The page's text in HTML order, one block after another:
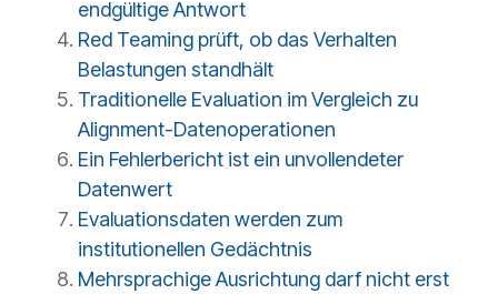
endgültige Antwort
Red Teaming prüft, ob das Verhalten
Belastungen standhält
Traditionelle Evaluation im Vergleich zu
Alignment-Datenoperationen
Ein Fehlerbericht ist ein unvollendeter
Datenwert
Evaluationsdaten werden zum
institutionellen Gedächtnis
Mehrsprachige Ausrichtung darf nicht erst